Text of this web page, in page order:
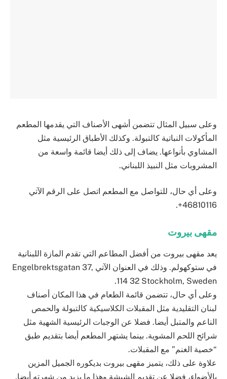
وعلى سبيل المثال تتضمن أشهى الأصناف التي يقدمها المطعم
المأكولات النباتية كالتبولة. وكذلك الأطباق الرئيسية مثل
المشاوي بأنواعها. يضاف إلى ذلك أيضا قائمة واسعة من
المشروبات مثل النبيذ اللبناني.
وعلى أي حال، للتواصل مع المطعم اتصل على الرقم اﻵتي
46810116+.
مقهى بيروت
يعد مقهى بيروت من أفضل المطاعم التي تقدم المازة اللبنانية
في ستوكهولم. وذلك في العنوان اﻵتي Engelbrektsgatan 37,
114 32 Stockholm, Sweden
.
وعلى أي حال، تتضمن قائمة الطعام في هذا المكان أصناف
لبنان التقليدية مثل المقبلات الكلاسيكية كالتبولة والحمص
الناعم والمتبل أيضا. فضلا عن الوجبات الرئيسية الشهية مثل
شرائح اللحم المشوية. بينما يشتهر المطعم أيضا بتقديم طبق
“خصية الغنم” مع المقبلات.
علاوة على ذلك، يتميز مقهى بيروت بديكوره الجميل المزين
بالأضواء، فضلا عن تقديم الشيشة وهذا ما يزيد من شهرته أيضا.